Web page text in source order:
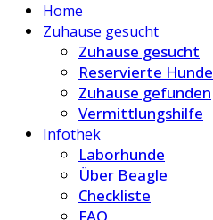
Home
Zuhause gesucht
Zuhause gesucht
Reservierte Hunde
Zuhause gefunden
Vermittlungshilfe
Infothek
Laborhunde
Über Beagle
Checkliste